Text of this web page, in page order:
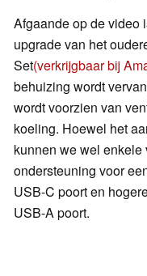
Afgaande op de video
upgrade van het
Set(verkrijgbaar bij
behuizing wordt
wordt voorzien van
koeling. Hoewel het
kunnen we wel
ondersteuning voor
USB-C poort en
USB-A poort.